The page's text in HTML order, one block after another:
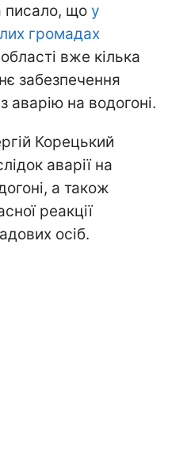
писало, що у
громадах
вже кілька
забезпечення
на водогоні.
Корецький
аварії на
а також
реакції
осіб.